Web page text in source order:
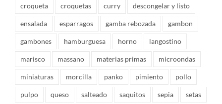
croqueta croquetas curry descongelar y listo
ensalada esparragos gamba rebozada gambon
gambones hamburguesa horno langostino
marisco massano materias primas microondas
miniaturas morcilla panko pimiento pollo
pulpo queso salteado saquitos sepia setas